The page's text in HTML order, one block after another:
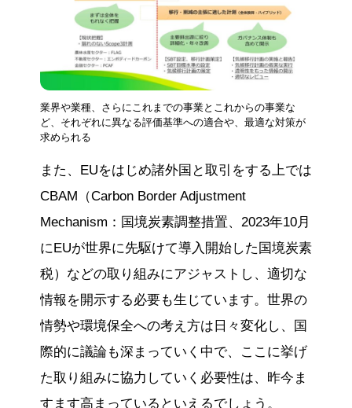
業界や業種、さらにこれまでの事業とこれからの事業な
ど、それぞれに異なる評価基準への適合や、最適な対策が
求められる
また、EUをはじめ諸外国と取引をする上では
CBAM（Carbon Border Adjustment
Mechanism：国境炭素調整措置、2023年10月
にEUが世界に先駆けて導入開始した国境炭素
税）などの取り組みにアジャストし、適切な
情報を開示する必要も生じています。世界の
情勢や環境保全への考え方は日々変化し、国
際的に議論も深まっていく中で、ここに挙げ
た取り組みに協力していく必要性は、昨今ま
すます高まっているといえるでしょう。